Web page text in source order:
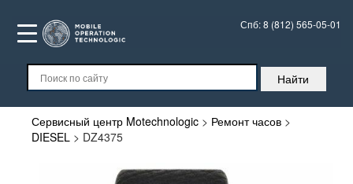
Спб:8 (812) 565-05-01
Сервисный центр Motechnologic > Ремонт часов >
DIESEL > DZ4375